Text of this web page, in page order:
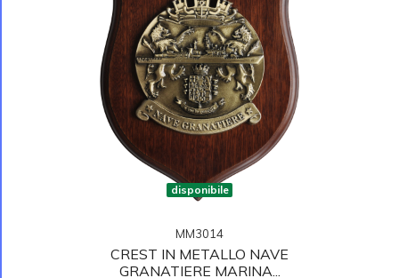
disponibile
MM3014
CREST IN METALLO NAVE
GRANATIERE MARINA...